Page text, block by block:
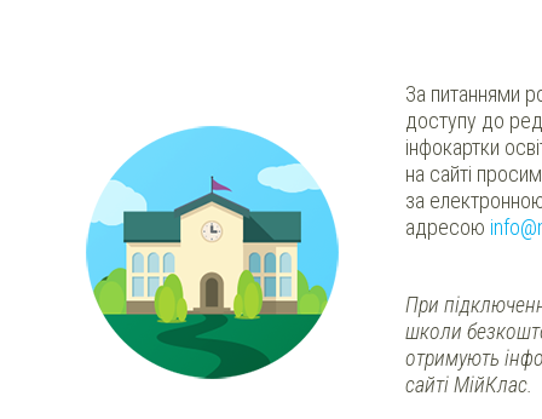
За питаннями
доступу до
інфокартки
на сайті
за
адресою
При
школи
отримують
сайті МійКлас.